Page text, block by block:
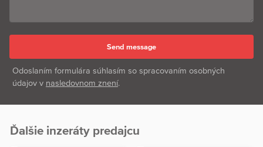
Odoslaním formulára súhlasím so spracovaním osobných
údajov v nasledovnom znení.
Ďalšie inzeráty predajcu